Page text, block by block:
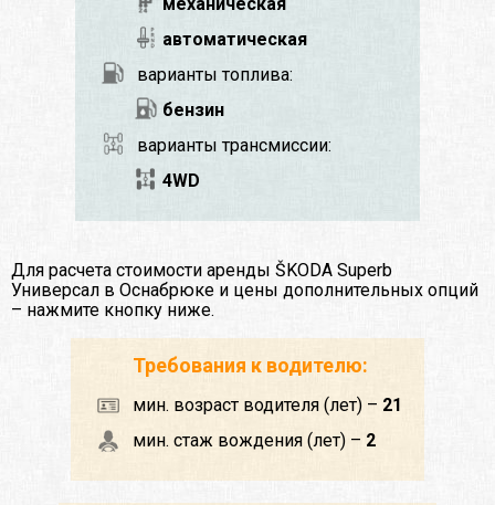
автоматическая
варианты топлива:
бензин
варианты трансмиссии:
4WD
Для расчета стоимости аренды ŠKODA Superb
Универсал в Оснабрюке и цены дополнительных опций
– нажмите кнопку ниже.
Требования к водителю:
мин. возраст водителя (лет) – 21
мин. стаж вождения (лет) – 2